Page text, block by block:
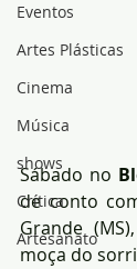
Eventos
Artes Plásticas
Cinema
Música
shows
Crítica
Artesanato
Sábado no
de conto
Grande
moça do